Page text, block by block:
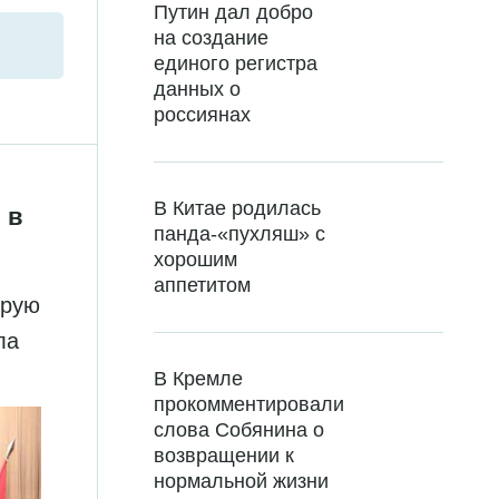
в
Путин дал добро
на создание
единого регистра
данных о
россиянах
В Китае родилась
панда-«пухляш» с
хорошим
аппетитом
В Кремле
прокомментировали
слова Собянина о
возвращении к
нормальной жизни